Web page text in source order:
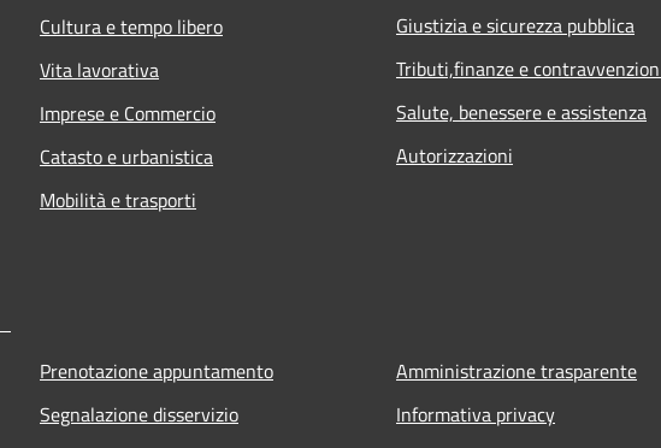
Cultura e tempo libero
Vita lavorativa
Imprese e Commercio
Catasto e urbanistica
Mobilità e trasporti
Giustizia e sicurezza pubblica
Tributi,finanze e
Salute, benessere e assistenza
Autorizzazioni
Prenotazione appuntamento
Segnalazione disservizio
Amministrazione trasparente
Informativa privacy